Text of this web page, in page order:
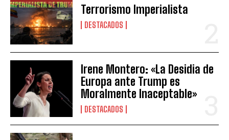
Terrorismo Imperialista
DESTACADOS
Irene Montero: «La Desidia de
Europa ante Trump es
Moralmente Inaceptable»
DESTACADOS